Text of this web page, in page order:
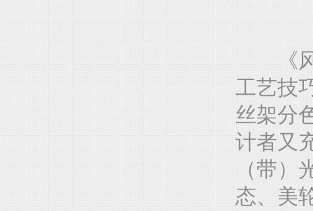
《风
工艺技
丝架分
计者又
（带
态、美